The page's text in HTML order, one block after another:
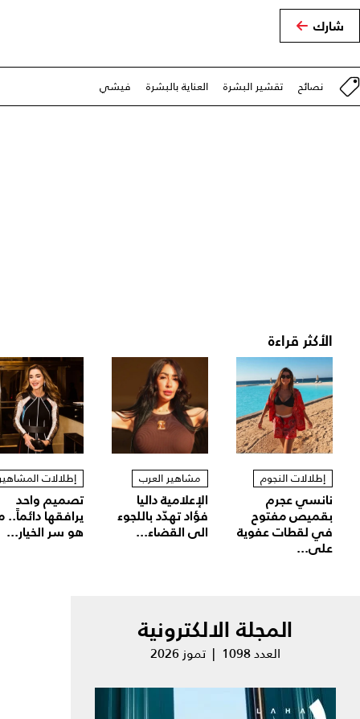
شارك
نصائح تقشير البشرة العناية بالبشرة فيشي
الأكثر قراءة
إطلالات النجوم
نانسي عجرم
بقميص مفتوح
في لقطات عفوية
على...
مشاهير العرب
الإعلامية داليا
فؤاد تهدّد باللجوء
الى القضاء...
إطلالات
تصميم واحد
يرافقها دائماً..
هو سر الخيار...
المجلة الالكترونية
العدد 1098 | تموز 2026